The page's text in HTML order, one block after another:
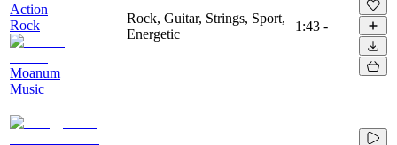
Action
Rock
Moanum
Music
Rock, Guitar, Strings, Sport,
Energetic
1:43 -